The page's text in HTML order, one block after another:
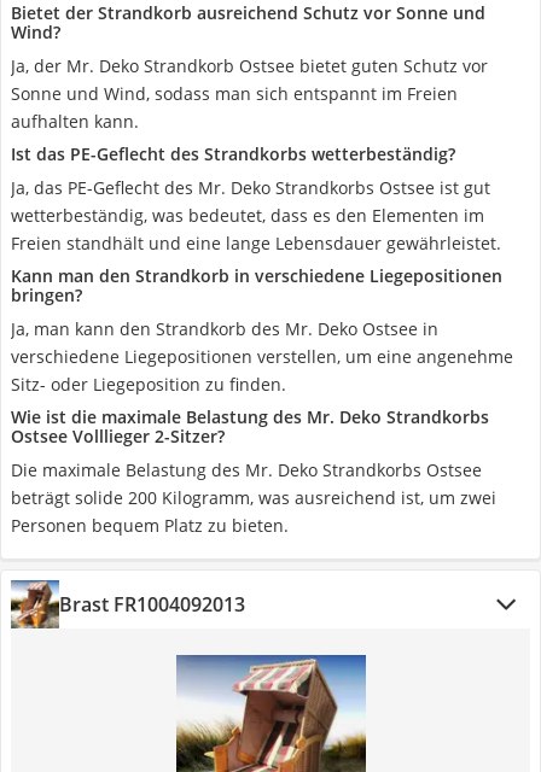
Bietet der Strandkorb ausreichend Schutz vor Sonne und
Wind?
Ja, der Mr. Deko Strandkorb Ostsee bietet guten Schutz vor
Sonne und Wind, sodass man sich entspannt im Freien
aufhalten kann.
Ist das PE-Geflecht des Strandkorbs wetterbeständig?
Ja, das PE-Geflecht des Mr. Deko Strandkorbs Ostsee ist gut
wetterbeständig, was bedeutet, dass es den Elementen im
Freien standhält und eine lange Lebensdauer gewährleistet.
Kann man den Strandkorb in verschiedene Liegepositionen
bringen?
Ja, man kann den Strandkorb des Mr. Deko Ostsee in
verschiedene Liegepositionen verstellen, um eine angenehme
Sitz- oder Liegeposition zu finden.
Wie ist die maximale Belastung des Mr. Deko Strandkorbs
Ostsee Volllieger 2-Sitzer?
Die maximale Belastung des Mr. Deko Strandkorbs Ostsee
beträgt solide 200 Kilogramm, was ausreichend ist, um zwei
Personen bequem Platz zu bieten.
Brast FR1004092013